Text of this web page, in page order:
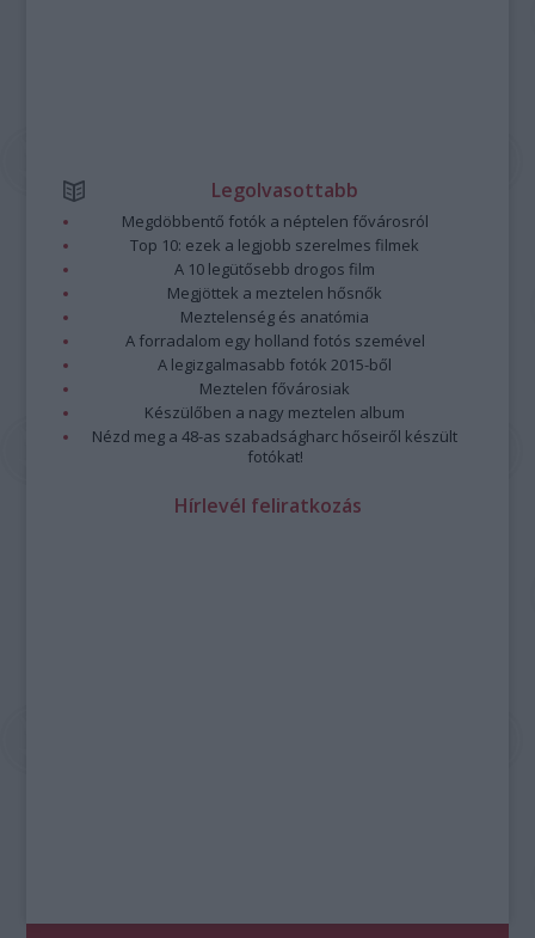
Legolvasottabb
Megdöbbentő fotók a néptelen fővárosról
Top 10: ezek a legjobb szerelmes filmek
A 10 legütősebb drogos film
Megjöttek a meztelen hősnők
Meztelenség és anatómia
A forradalom egy holland fotós szemével
A legizgalmasabb fotók 2015-ből
Meztelen fővárosiak
Készülőben a nagy meztelen album
Nézd meg a 48-as szabadságharc hőseiről készült
fotókat!
Hírlevél feliratkozás